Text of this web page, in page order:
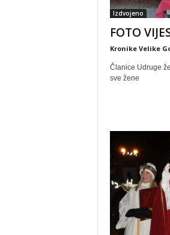
Izdvojeno
FOTO
Kronike Velike
Članice Udruge
sve žene